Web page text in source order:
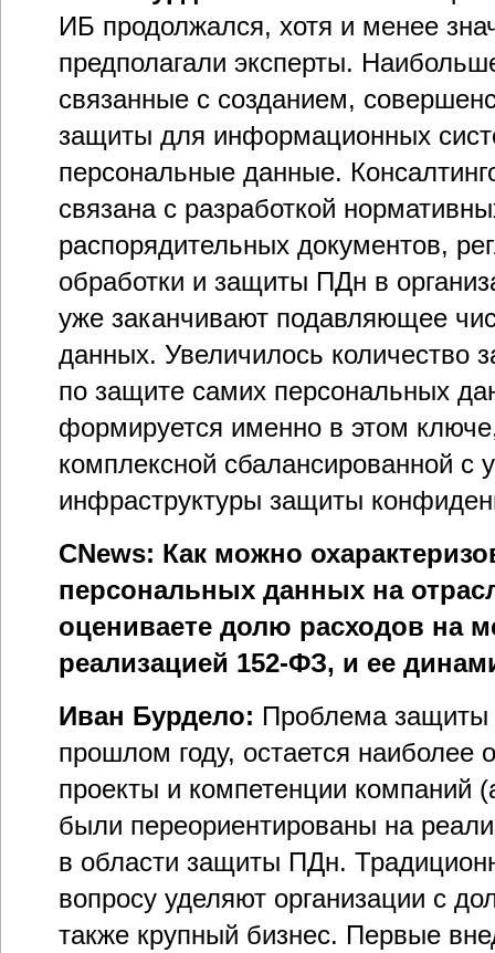
ИБ продолжался, хотя и менее
предполагали эксперты.
связанные с созданием,
защиты для информационных
персональные данные.
связана с разработкой
распорядительных документов,
обработки и защиты ПДн в
уже заканчивают подавляющее
данных. Увеличилось количество
по защите самих персональных
формируется именно в этом
комплексной сбалансированной с
инфраструктуры защиты
CNews: Как можно
персональных данных на
оцениваете долю расходов на
реализацией 152-ФЗ, и ее
Иван Бурдело: Проблема защиты
прошлом году, остается
проекты и компетенции компаний
были переориентированы на
в области защиты ПДн.
вопросу уделяют организации с
также крупный бизнес. Первые